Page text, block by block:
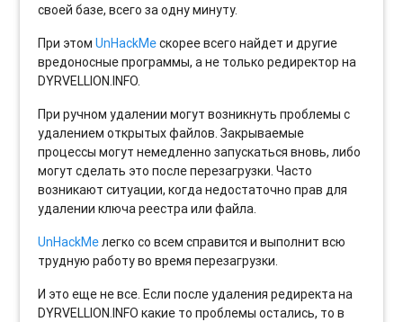
своей базе, всего за одну минуту.
При этомUnHackMeскорее всего найдет и другие
вредоносные программы, а не только редиректор на
DYRVELLION.INFO.
При ручном удалении могут возникнуть проблемы с
удалением открытых файлов. Закрываемые
процессы могут немедленно запускаться вновь, либо
могут сделать это после перезагрузки. Часто
возникают ситуации, когда недостаточно прав для
удалении ключа реестра или файла.
UnHackMeлегко со всем справится и выполнит всю
трудную работу во время перезагрузки.
И это еще не все. Если после удаления редиректа на
DYRVELLION.INFO какие то проблемы остались, то в